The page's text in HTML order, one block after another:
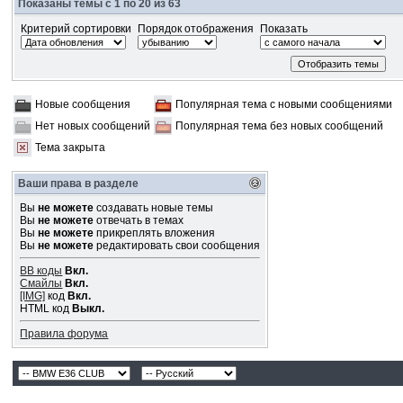
Показаны темы с 1 по 20 из 63
Критерий сортировки
Порядок отображения Показать
Новые сообщения
Популярная тема с новыми сообщениями
Нет новых сообщений
Популярная тема без новых сообщений
Тема закрыта
Ваши права в разделе
Выне можете создавать новые темы
Выне можете отвечать в темах
Выне можете прикреплять вложения
Выне можете редактировать свои сообщения
BB коды Вкл.
Смайлы Вкл.
[IMG] код Вкл.
HTML код Выкл.
Правила форума